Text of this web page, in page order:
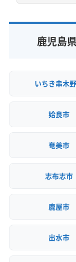
0120-707-333
公式サイトを
鹿児島
いちき串木
姶良市
奄美市
志布志市
鹿屋市
出水市